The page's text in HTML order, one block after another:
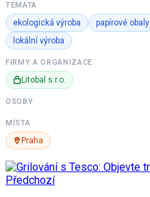
TÉMATA
ekologická výroba papírové obaly
lokální výroba
FIRMY A ORGANIZACE
Litobal s.r.o.
OSOBY
MÍSTA
Praha
Předchozí